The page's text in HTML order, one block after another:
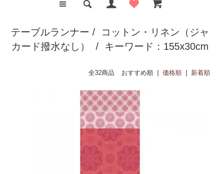
テーブルランナー /
コットン・リネン（ジャ
カード撥水なし）
/ キーワード：155x30cm
全32商品 おすすめ順 | 価格順 新着順